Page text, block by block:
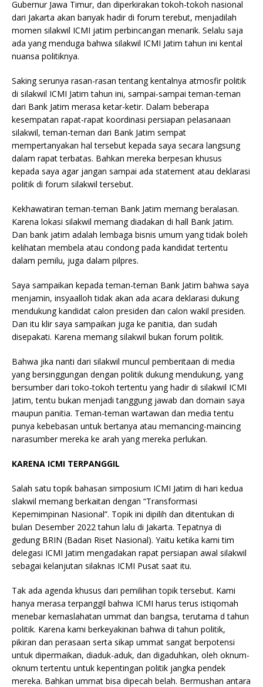
Gubernur Jawa Timur, dan diperkirakan tokoh-tokoh nasional
dari Jakarta akan banyak hadir di forum terebut, menjadilah
momen silakwil ICMI jatim perbincangan menarik. Selalu saja
ada yang menduga bahwa silakwil ICMI Jatim tahun ini kental
nuansa politiknya.
Saking serunya rasan-rasan tentang kentalnya atmosfir politik
di silakwil ICMI Jatim tahun ini, sampai-sampai teman-teman
dari Bank Jatim merasa ketar-ketir. Dalam beberapa
kesempatan rapat-rapat koordinasi persiapan pelasanaan
silakwil, teman-teman dari Bank Jatim sempat
mempertanyakan hal tersebut kepada saya secara langsung
dalam rapat terbatas. Bahkan mereka berpesan khusus
kepada saya agar jangan sampai ada statement atau deklarasi
politik di forum silakwil tersebut.
Kekhawatiran teman-teman Bank Jatim memang beralasan.
Karena lokasi silakwil memang diadakan di hall Bank Jatim.
Dan bank jatim adalah lembaga bisnis umum yang tidak boleh
kelihatan membela atau condong pada kandidat tertentu
dalam pemilu, juga dalam pilpres.
Saya sampaikan kepada teman-teman Bank Jatim bahwa saya
menjamin, insyaalloh tidak akan ada acara deklarasi dukung
mendukung kandidat calon presiden dan calon wakil presiden.
Dan itu klir saya sampaikan juga ke panitia, dan sudah
disepakati. Karena memang silakwil bukan forum politik.
Bahwa jika nanti dari silakwil muncul pemberitaan di media
yang bersinggungan dengan politik dukung mendukung, yang
bersumber dari toko-tokoh tertentu yang hadir di silakwil ICMI
Jatim, tentu bukan menjadi tanggung jawab dan domain saya
maupun panitia. Teman-teman wartawan dan media tentu
punya kebebasan untuk bertanya atau memancing-maincing
narasumber mereka ke arah yang mereka perlukan.
KARENA ICMI TERPANGGIL
Salah satu topik bahasan simposium ICMI Jatim di hari kedua
slakwil memang berkaitan dengan “Transformasi
Kepemimpinan Nasional”. Topik ini dipilih dan ditentukan di
bulan Desember 2022 tahun lalu di Jakarta. Tepatnya di
gedung BRIN (Badan Riset Nasional). Yaitu ketika kami tim
delegasi ICMI Jatim mengadakan rapat persiapan awal silakwil
sebagai kelanjutan silaknas ICMI Pusat saat itu.
Tak ada agenda khusus dari pemilihan topik tersebut. Kami
hanya merasa terpanggil bahwa ICMI harus terus istiqomah
menebar kemaslahatan ummat dan bangsa, terutama d tahun
politik. Karena kami berkeyakinan bahwa di tahun politik,
pikiran dan perasaan serta sikap ummat sangat berpotensi
untuk dipermaikan, diaduk-aduk, dan digaduhkan, oleh oknum-
oknum tertentu untuk kepentingan politik jangka pendek
mereka. Bahkan ummat bisa dipecah belah. Bermushan antara